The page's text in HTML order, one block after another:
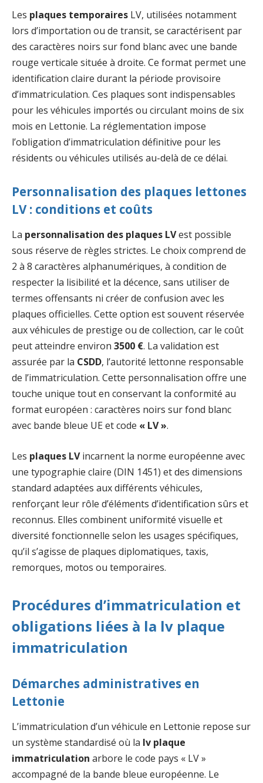
Les plaques temporaires LV, utilisées notamment
lors d’importation ou de transit, se caractérisent par
des caractères noirs sur fond blanc avec une bande
rouge verticale située à droite. Ce format permet une
identification claire durant la période provisoire
d’immatriculation. Ces plaques sont indispensables
pour les véhicules importés ou circulant moins de six
mois en Lettonie. La réglementation impose
l’obligation d’immatriculation définitive pour les
résidents ou véhicules utilisés au-delà de ce délai.
Personnalisation des plaques lettones
LV : conditions et coûts
La personnalisation des plaques LVest possible
sous réserve de règles strictes. Le choix comprend de
2 à 8 caractères alphanumériques, à condition de
respecter la lisibilité et la décence, sans utiliser de
termes offensants ni créer de confusion avec les
plaques officielles. Cette option est souvent réservée
aux véhicules de prestige ou de collection, car le coût
peut atteindre environ 3500 €. La validation est
assurée par la CSDD, l’autorité lettonne responsable
de l’immatriculation. Cette personnalisation offre une
touche unique tout en conservant la conformité au
format européen : caractères noirs sur fond blanc
avec bande bleue UE et code « LV ».
Les plaques LVincarnent la norme européenne avec
une typographie claire (DIN 1451) et des dimensions
standard adaptées aux différents véhicules,
renforçant leur rôle d’éléments d’identification sûrs et
reconnus. Elles combinent uniformité visuelle et
diversité fonctionnelle selon les usages spécifiques,
qu’il s’agisse de plaques diplomatiques, taxis,
remorques, motos ou temporaires.
Procédures d’immatriculation et
obligations liées à la lv plaque
immatriculation
Démarches administratives en
Lettonie
L’immatriculation d’un véhicule en Lettonie repose sur
un système standardisé où la lv plaque
immatriculation arbore le code pays « LV »
accompagné de la bande bleue européenne. Le